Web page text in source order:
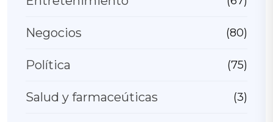
Negocios (80)
Política (75)
Salud y farmaceúticas (3)